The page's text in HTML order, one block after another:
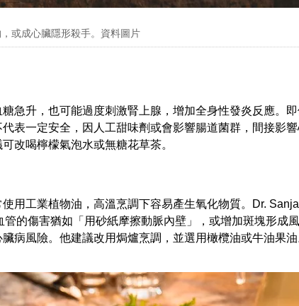
或成心臟隱形殺手。資料圖片
急升，也可能過度刺激腎上腺，增加全身性發炎反應。
表一定安全，因人工甜味劑或會影響腸道菌群，間接影
改喝檸檬氣泡水或無糖花草茶。
用工業植物油，高溫烹調下容易產生氧化物質。Dr.
的傷害猶如「用砂紙摩擦動脈內壁」，或增加斑塊形成風
病風險。他建議改用焗爐烹調，並選用橄欖油或牛油果油